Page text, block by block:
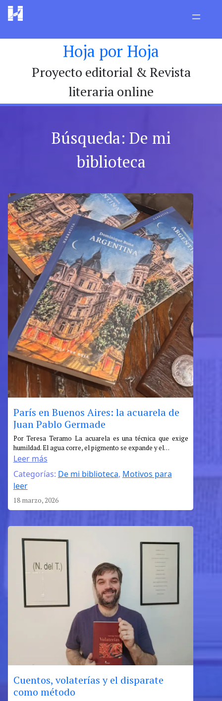
Hoja por Hoja
Proyecto editorial & Revista
literaria online
Búsqueda: De mi
biblioteca
París en Buenos Aires: la acuarela de
Juan Pablo Germade
Por Teresa Teramo La acuarela es una técnica que exige
humildad. El agua corre, el pigmento se expande y el…
Leer más
:
París
en
Buenos
Aires:
la
acuarela
Pablo
Germade
Categorías: De mi biblioteca, Motivos para
leer
18 marzo, 2026
Cuentos, volaterías y el disparate
como método